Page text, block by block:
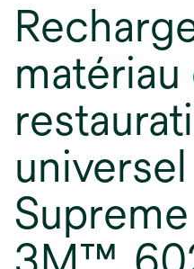
matériau